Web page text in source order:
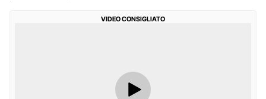
VIDEO CONSIGLIATO